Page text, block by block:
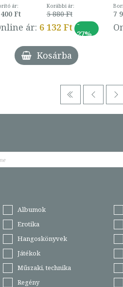
ár:
Ft
Korábbi ár:
5 880 Ft
ár: 6 132 Ft -
27%
Kosárba
7
Albumok
Erotika
Hangoskönyvek
Játékok
Műszaki, technika
Regény